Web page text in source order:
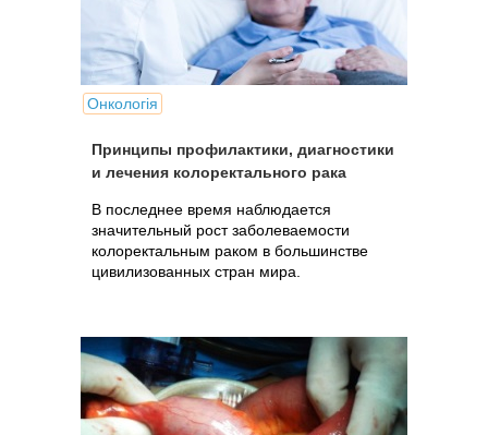
Онкологія
Принципы профилактики, диагностики
и лечения колоректального рака
В последнее время наблюдается
значительный рост заболеваемости
колоректальным раком в большинстве
цивилизованных стран мира.